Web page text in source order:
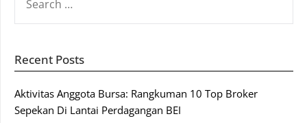
FOR:
Recent Posts
Aktivitas Anggota Bursa: Rangkuman 10 Top Broker
Sepekan Di Lantai Perdagangan BEI